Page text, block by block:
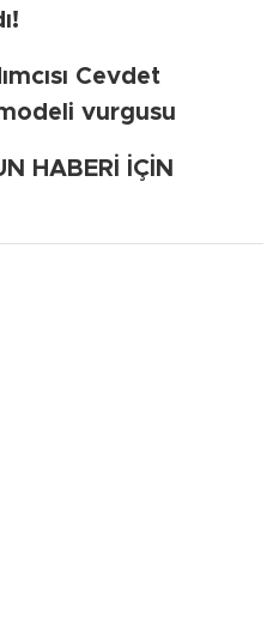
Cevdet
vurgusu
HABERİ İÇİN